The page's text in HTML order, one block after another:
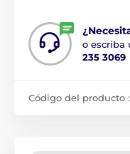
o escriba
235 3069
Código del producto :